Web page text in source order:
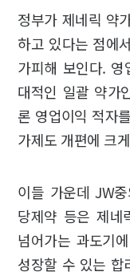
정부가 제네릭 약
하고 있다는 점에
가피해 보인다.
대적인 일괄 약가
론 영업이익 적자
가제도 개편에 크
이들 가운데 JW
당제약 등은 제네
넘어가는 과도기
성장할 수 있는 합